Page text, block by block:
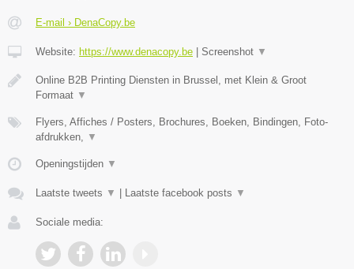
E-mail › DenaCopy.be
Website: https://www.denacopy.be | Screenshot ▼
Online B2B Printing Diensten in Brussel, met Klein & Groot
Formaat ▼
Flyers, Affiches / Posters, Brochures, Boeken, Bindingen, Foto-
afdrukken,
▼
Openingstijden ▼
Laatste tweets ▼ | Laatste facebook posts ▼
Sociale media: